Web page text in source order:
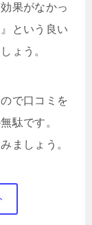
果がなかっ
という良い
ょう。
で口コミを
駄です。
ましょう。